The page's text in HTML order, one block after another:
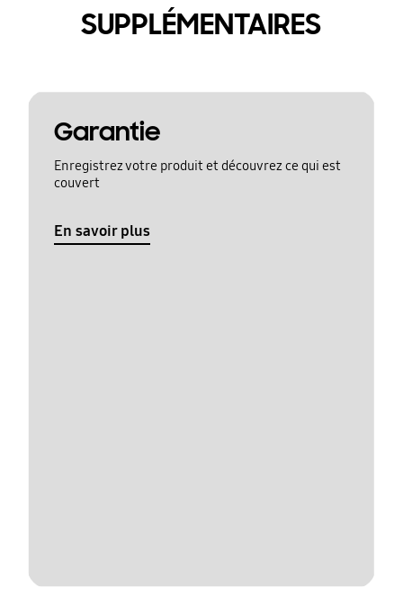
SUPPLÉMENTAIRES
Garantie
Enregistrez votre produit et découvrez ce qui est
couvert
En savoir plus